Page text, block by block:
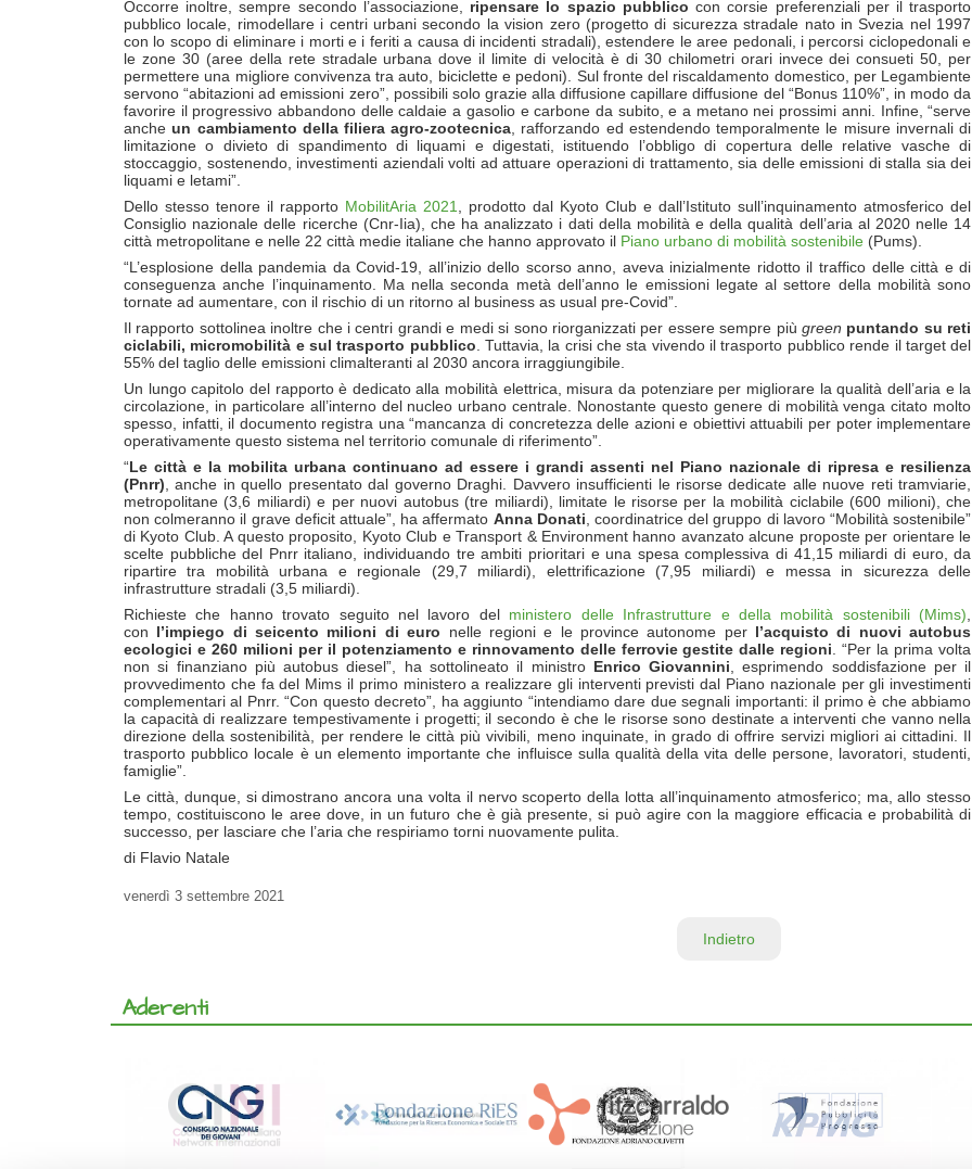
Occorre inoltre, sempre secondo l’associazione, ripensare lo spazio pubblico con corsie preferenziali per il trasporto
pubblico locale, rimodellare i centri urbani secondo la vision zero (progetto di sicurezza stradale nato in Svezia nel 1997
con lo scopo di eliminare i morti e i feriti a causa di incidenti stradali), estendere le aree pedonali, i percorsi ciclopedonali e
le zone 30 (aree della rete stradale urbana dove il limite di velocità è di 30 chilometri orari invece dei consueti 50, per
permettere una migliore convivenza tra auto, biciclette e pedoni). Sul fronte del riscaldamento domestico, per Legambiente
servono “abitazioni ad emissioni zero”, possibili solo grazie alla diffusione capillare diffusione del “Bonus 110%”, in modo da
favorire il progressivo abbandono delle caldaie a gasolio e carbone da subito, e a metano nei prossimi anni. Infine, “serve
ancheun cambiamento della filiera agro-zootecnica , rafforzando ed estendendo temporalmente le misure invernali di
limitazione o divieto di spandimento di liquami e digestati, istituendo l’obbligo di copertura delle relative vasche di
stoccaggio, sostenendo, investimenti aziendali volti ad attuare operazioni di trattamento, sia delle emissioni di stalla sia dei
liquami e letami”.
Dello stesso tenore il rapporto MobilitAria 2021
, prodotto dal Kyoto Club e dall’Istituto sull’inquinamento atmosferico del
Consiglio nazionale delle ricerche (Cnr-Iia), che ha analizzato i dati della mobilità e della qualità dell’aria al 2020 nelle 14
città metropolitane e nelle 22 città medie italiane che hanno approvato il Piano urbano di mobilità sostenibile (Pums).
“L’esplosione della pandemia da Covid-19, all’inizio dello scorso anno, aveva inizialmente ridotto il traffico delle città e di
conseguenza anche l’inquinamento. Ma nella seconda metà dell’anno le emissioni legate al settore della mobilità sono
tornate ad aumentare, con il rischio di un ritorno al business as usual pre-Covid”.
Il rapporto sottolinea inoltre che i centri grandi e medi si sono riorganizzati per essere sempre più green puntando su reti
ciclabili, micromobilità e sul trasporto pubblico . Tuttavia, la crisi che sta vivendo il trasporto pubblico rende il target del
55% del taglio delle emissioni climalteranti al 2030 ancora irraggiungibile.
Un lungo capitolo del rapporto è dedicato alla mobilità elettrica, misura da potenziare per migliorare la qualità dell’aria e la
circolazione, in particolare all’interno del nucleo urbano centrale. Nonostante questo genere di mobilità venga citato molto
spesso, infatti, il documento registra una “mancanza di concretezza delle azioni e obiettivi attuabili per poter implementare
operativamente questo sistema nel territorio comunale di riferimento”.
“Le città e la mobilita urbana continuano ad essere i grandi assenti nel Piano nazionale di ripresa e resilienza
(Pnrr) , anche in quello presentato dal governo Draghi. Davvero insufficienti le risorse dedicate alle nuove reti tramviarie,
metropolitane (3,6 miliardi) e per nuovi autobus (tre miliardi), limitate le risorse per la mobilità ciclabile (600 milioni), che
non colmeranno il grave deficit attuale”, ha affermato Anna Donati , coordinatrice del gruppo di lavoro “Mobilità sostenibile”
di Kyoto Club. A questo proposito, Kyoto Club e Transport & Environment hanno avanzato alcune proposte per orientare le
scelte pubbliche del Pnrr italiano, individuando tre ambiti prioritari e una spesa complessiva di 41,15 miliardi di euro, da
ripartire tra mobilità urbana e regionale (29,7 miliardi), elettrificazione (7,95 miliardi) e messa in sicurezza delle
infrastrutture stradali (3,5 miliardi).
Richieste che hanno trovato seguito nel lavoro del ministero delle Infrastrutture e della mobilità sostenibili (Mims)
con l’impiego di seicento milioni di euro nelle regioni e le province autonome per l’acquisto di nuovi autobus
ecologici e 260 milioni per il potenziamento e rinnovamento delle ferrovie gestite dalle regioni . “Per la prima volta
non si finanziano più autobus diesel”, ha sottolineato il ministro Enrico Giovannini , esprimendo soddisfazione per il
provvedimento che fa del Mims il primo ministero a realizzare gli interventi previsti dal Piano nazionale per gli investimenti
complementari al Pnrr. “Con questo decreto”, ha aggiunto “intendiamo dare due segnali importanti: il primo è che abbiamo
la capacità di realizzare tempestivamente i progetti; il secondo è che le risorse sono destinate a interventi che vanno nella
direzione della sostenibilità, per rendere le città più vivibili, meno inquinate, in grado di offrire servizi migliori ai cittadini. Il
trasporto pubblico locale è un elemento importante che influisce sulla qualità della vita delle persone, lavoratori, studenti,
famiglie”.
Le città, dunque, si dimostrano ancora una volta il nervo scoperto della lotta all’inquinamento atmosferico; ma, allo stesso
tempo, costituiscono le aree dove, in un futuro che è già presente, si può agire con la maggiore efficacia e probabilità di
successo, per lasciare che l’aria che respiriamo torni nuovamente pulita.
di Flavio Natale
venerdì 3 settembre 2021
Indietro
Aderenti